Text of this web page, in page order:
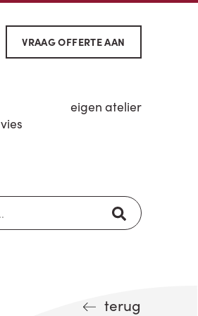
VRAAG OFFERTE AAN
eigen atelier
terug